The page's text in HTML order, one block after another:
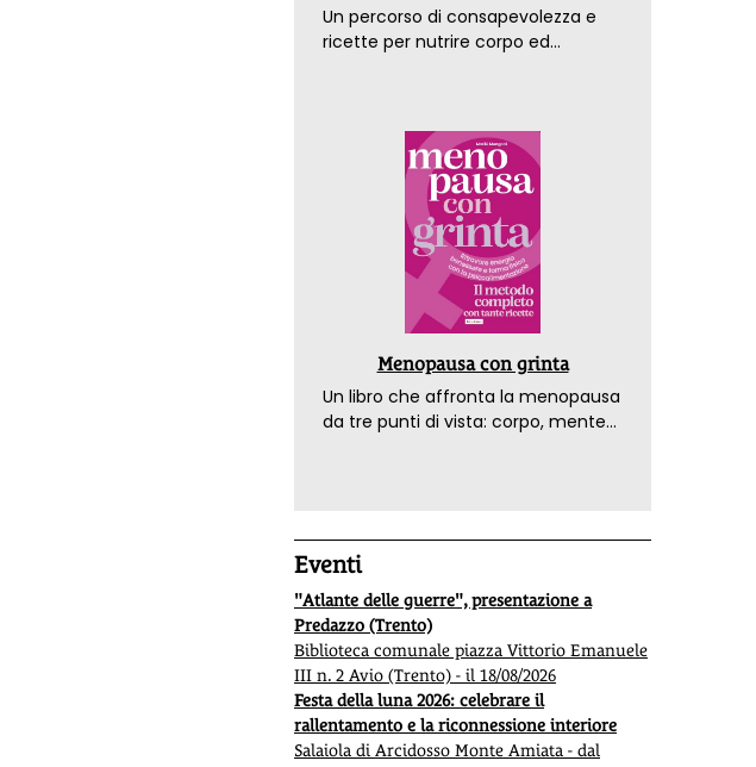
Un percorso di consapevolezza e
ricette per nutrire corpo ed
Menopausa con grinta
Un libro che affronta la menopausa
da tre punti di vista: corpo, mente
Eventi
"Atlante delle guerre", presentazione a
Predazzo (Trento)
Biblioteca comunale piazza Vittorio Emanuele
III n. 2 Avio (Trento) - il 18/08/2026
Festa della luna 2026: celebrare il
rallentamento e la riconnessione interiore
Salaiola di Arcidosso Monte Amiata - dal